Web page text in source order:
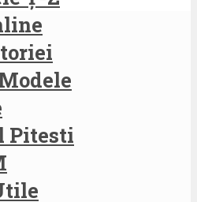
Pitesti